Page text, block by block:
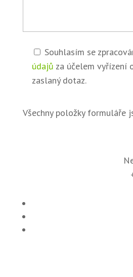
Souhlasím se
údajů za účelem vyřízení
zaslaný dotaz.
Všechny položky formuláře